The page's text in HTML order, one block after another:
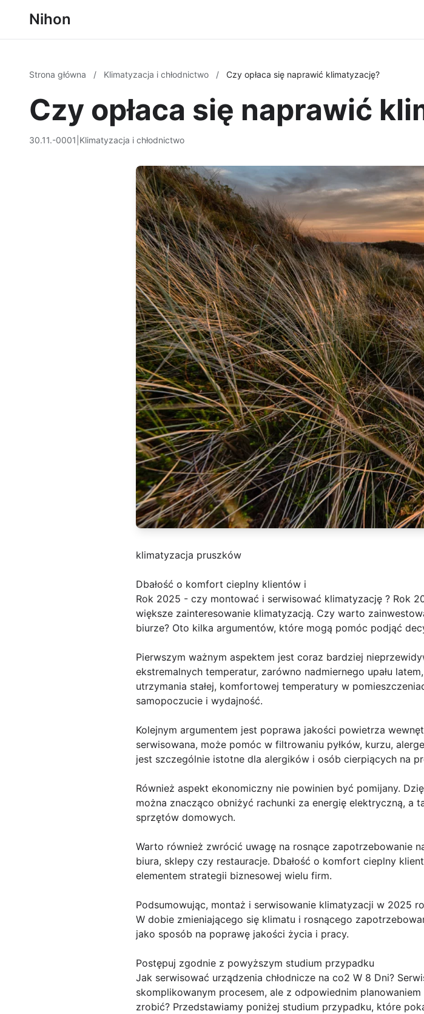
Nihon
Strona główna / Klimatyzacja i chłodnictwo / Czy opłaca się naprawić klimatyzację?
Czy opłaca się naprawić
30.11.-0001 Klimatyzacja i chłodnictwo
klimatyzacja pruszków
Dbałość o komfort cieplny klientów i
Rok 2025 - czy montować i serwisować klimatyzację ? Rok
większe zainteresowanie klimatyzacją. Czy warto
biurze? Oto kilka argumentów, które mogą pomóc podjąć
Pierwszym ważnym aspektem jest coraz bardziej
ekstremalnych temperatur, zarówno nadmiernego upału
utrzymania stałej, komfortowej temperatury w
samopoczucie i wydajność.
Kolejnym argumentem jest poprawa jakości powietrza
serwisowana, może pomóc w filtrowaniu pyłków, kurzu,
jest szczególnie istotne dla alergików i osób cierpiących na
Również aspekt ekonomiczny nie powinien być pomijany.
można znacząco obniżyć rachunki za energię elektryczną, a
sprzętów domowych.
Warto również zwrócić uwagę na rosnące zapotrzebowanie
biura, sklepy czy restauracje. Dbałość o komfort cieplny
elementem strategii biznesowej wielu firm.
Podsumowując, montaż i serwisowanie klimatyzacji w 2025
W dobie zmieniającego się klimatu i rosnącego
jako sposób na poprawę jakości życia i pracy.
Postępuj zgodnie z powyższym studium przypadku
Jak serwisować urządzenia chłodnicze na co2 W 8 Dni?
skomplikowanym procesem, ale z odpowiednim
zrobić? Przedstawiamy poniżej studium przypadku, które